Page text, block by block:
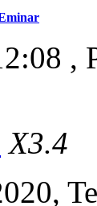
,
X3.4